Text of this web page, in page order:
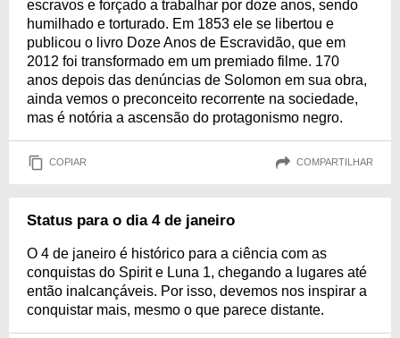
escravos e forçado a trabalhar por doze anos, sendo
humilhado e torturado. Em 1853 ele se libertou e
publicou o livro Doze Anos de Escravidão, que em
2012 foi transformado em um premiado filme. 170
anos depois das denúncias de Solomon em sua obra,
ainda vemos o preconceito recorrente na sociedade,
mas é notória a ascensão do protagonismo negro.
COPIAR COMPARTILHAR
Status para o dia 4 de janeiro
O 4 de janeiro é histórico para a ciência com as
conquistas do Spirit e Luna 1, chegando a lugares até
então inalcançáveis. Por isso, devemos nos inspirar a
conquistar mais, mesmo o que parece distante.